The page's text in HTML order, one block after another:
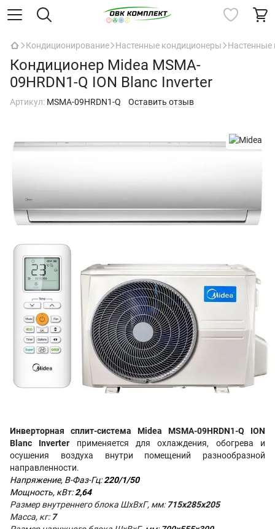
Кондиционирование Настенные кондиционеры Настенные
Кондиционер Midea MSMA-
09HRDN1-Q ION Blanc Inverter
Артикул: MSMA-09HRDN1-Q Оставить отзыв
Инверторная сплит-система Midea MSMA-09HRDN1-Q ION
Blanc Inverter применяется для охлаждения, обогрева и
осушения воздуха внутри помещений разнообразной
направленности.
Напряжение, В-Фаз-Гц:220/1/50
Мощность, кВт:2,64
Размер внутреннего блока ШхВхГ, мм: 715x285x205
Масса, кг:7